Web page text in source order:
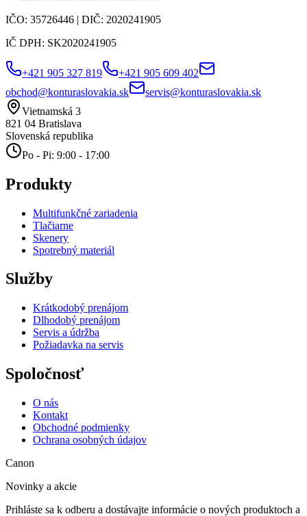
IČO: 35726446 | DIČ: 2020241905
IČ DPH: SK2020241905
+421 905 327 819
+421 905 609 402
obchod@konturaslovakia.sk
servis@konturaslovakia.sk
Vietnamská 3
821 04 Bratislava
Slovenská republika
Po - Pi: 9:00 - 17:00
Produkty
Multifunkčné zariadenia
Tlačiarne
Skenery
Spotrebný materiál
Služby
Krátkodobý prenájom
Dlhodobý prenájom
Servis a údržba
Požiadavka na servis
Spoločnosť
O nás
Kontakt
Obchodné podmienky
Ochrana osobných údajov
Canon
Novinky a akcie
Prihláste sa k odberu a dostávajte informácie o nových produktoch a